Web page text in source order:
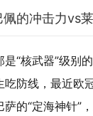
的冲击力vs
“核武器”级别
吃防线，最近欧
萨的“定海神针”